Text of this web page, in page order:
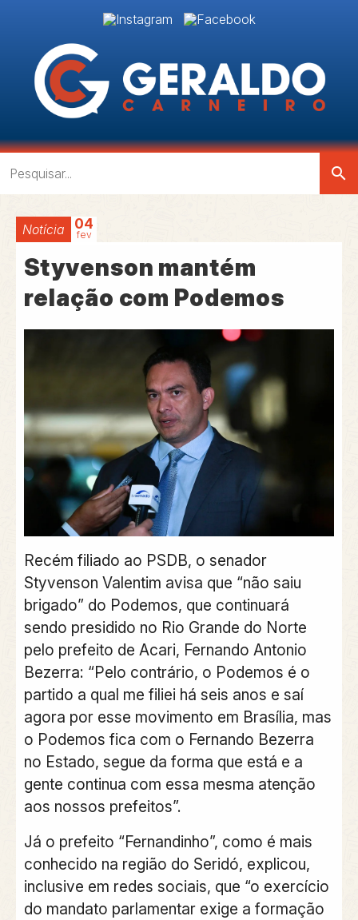
search
Notícia 04
fev
Styvenson mantém
relação com Podemos
Recém filiado ao PSDB, o senador
Styvenson Valentim avisa que “não saiu
brigado” do Podemos, que continuará
sendo presidido no Rio Grande do Norte
pelo prefeito de Acari, Fernando Antonio
Bezerra: “Pelo contrário, o Podemos é o
partido a qual me filiei há seis anos e saí
agora por esse movimento em Brasília, mas
o Podemos fica com o Fernando Bezerra
no Estado, segue da forma que está e a
gente continua com essa mesma atenção
aos nossos prefeitos”.
Já o prefeito “Fernandinho”, como é mais
conhecido na região do Seridó, explicou,
inclusive em redes sociais, que “o exercício
do mandato parlamentar exige a formação